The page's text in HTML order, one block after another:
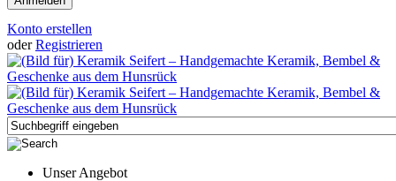
Konto erstellen
oder Registrieren
Unser Angebot